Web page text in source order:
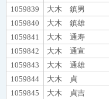
1059839
大木 鎮男
1059840
大木 鎮雄
1059841
大木 通寿
1059842
大木 通宣
1059843
大木 通雄
1059844
大木 貞
1059845
大木 貞吉